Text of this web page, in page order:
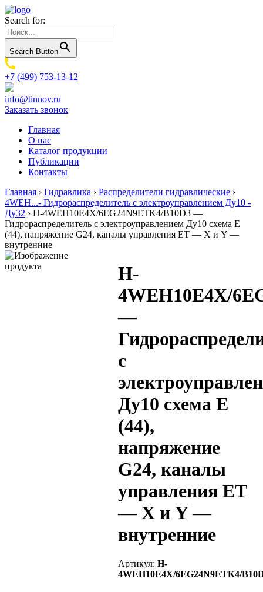
Search for:
Search Button
+7 (499) 753-13-12
info@tinnov.ru
Заказать звонок
Главная
О нас
Каталог продукции
Публикации
Контакты
Главная › Гидравлика › Распределители гидравлические ›
4WEH...- Гидрораспределитель с электроуправлением Ду10 -
Ду32 › H-4WEH10E4X/6EG24N9ETK4/B10D3 —
Гидрораспределитель с электроуправлением Ду10 схема E
(44), напряжение G24, каналы управления ET — X и Y —
внутренние
H-
4WEH10E4X/
—
с
Ду10 схема E
(44),
напряжение
G24, каналы
управления ET
— X и Y —
внутренние
Артикул: H-
4WEH10E4X/6EG24N9ETK4/